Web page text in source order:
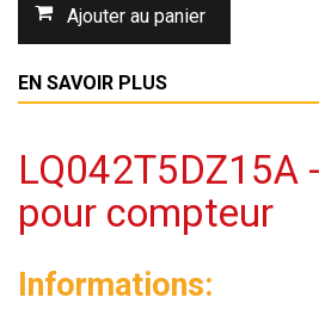
Ajouter au panier
EN SAVOIR PLUS
LQ042T5DZ15A
pour compteur
Informations: